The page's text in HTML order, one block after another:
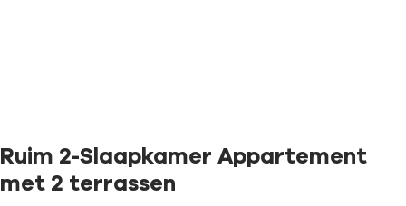
Ruim 2-Slaapkamer Appartement
met 2 terrassen